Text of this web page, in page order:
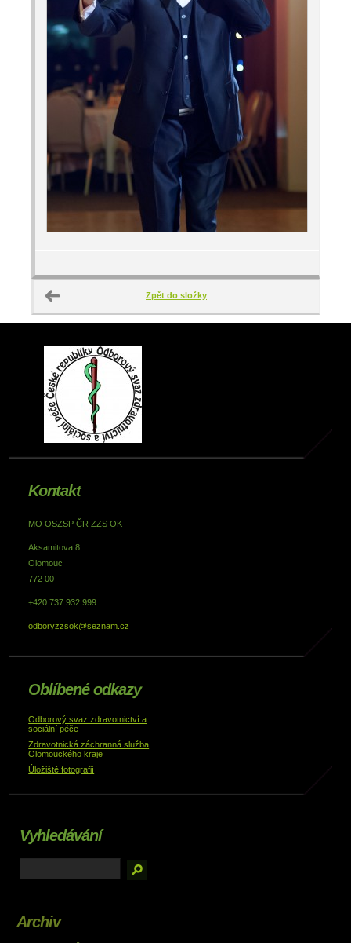
Zpět do složky
Kontakt
MO OSZSP ČR ZZS OK
Aksamitova 8
Olomouc
772 00
+420 737 932 999
odboryzzsok@seznam.cz
Oblíbené odkazy
Odborový svaz zdravotnictví a
sociální péče
Zdravotnická záchranná služba
Olomouckého kraje
Úložiště fotografií
Vyhledávání
Archiv